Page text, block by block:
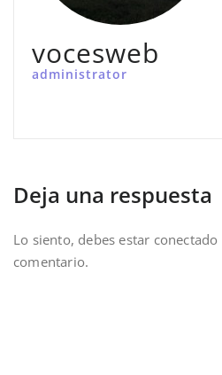
vocesweb
administrator
Deja una respuesta
Lo siento, debes estar conectado
comentario.